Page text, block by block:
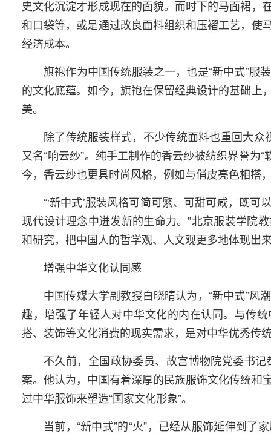
史文化沉淀才形成现在的面貌。而时下的马面裙
和口袋等，或是通过改良面料组织和压褶工艺，使
经济成本。
旗袍作为中国传统服装之一，也是“新中式”
的文化底蕴。如今，旗袍在保留经典设计的基础
美。
除了传统服装样式，不少传统面料也重回大众
又名“响云纱”。纯手工制作的香云纱被纺织界誉为
今，香云纱也更具时尚风格，例如与俏皮亮色相搭
“‘新中式’服装风格可简可繁、可甜可咸，既
现代设计理念中迸发新的生命力。”北京服装学院
和研究，把中国人的哲学观、人文观更多地体现出
增强中华文化认同感
中国传媒大学副教授白晓晴认为，“新中式”
趣，增强了年轻人对中华文化的内在认同。与传
搭、装饰等文化消费的现实需求，是对中华优秀传
不久前，全国政协委员、故宫博物院党委书
案。他认为，中国有着深厚的民族服饰文化传统
过中华服饰来塑造“国家文化形象”。
当前，“新中式”的“火”，已经从服饰延伸到